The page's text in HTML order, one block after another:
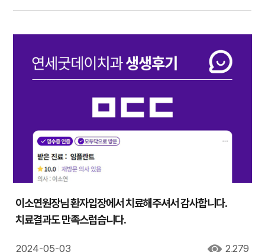
이소연원장님 환자입장에서 치료해주셔서 감사합니다.
치료결과도 만족스럽습니다.
2024-05-03 2,279